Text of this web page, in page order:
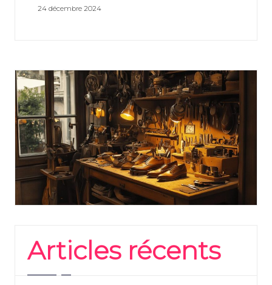
24 décembre 2024
Articles récents